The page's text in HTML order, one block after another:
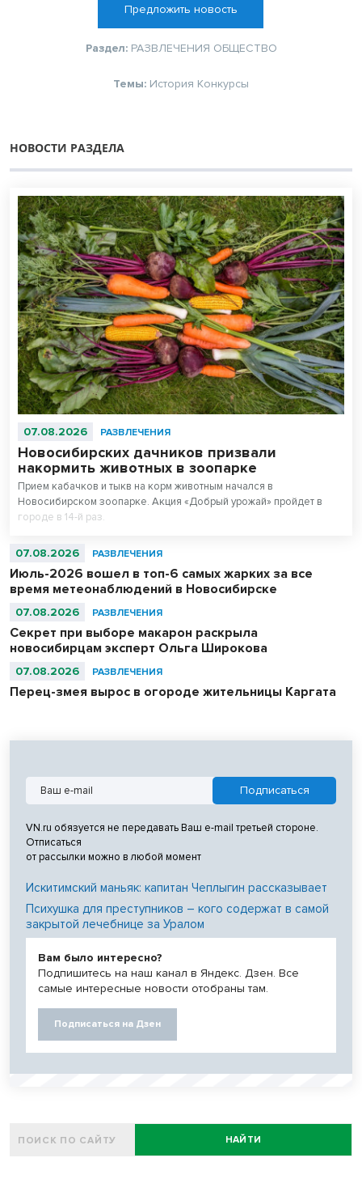
Предложить новость
Раздел: РАЗВЛЕЧЕНИЯ ОБЩЕСТВО
Темы: История Конкурсы
НОВОСТИ РАЗДЕЛА
07.08.2026 РАЗВЛЕЧЕНИЯ
Новосибирских дачников призвали
накормить животных в зоопарке
Прием кабачков и тыкв на корм животным начался в
Новосибирском зоопарке. Акция «Добрый урожай» пройдет в
городе в 14-й раз.
07.08.2026 РАЗВЛЕЧЕНИЯ
Июль-2026 вошел в топ-6 самых жарких за все
время метеонаблюдений в Новосибирске
07.08.2026 РАЗВЛЕЧЕНИЯ
Секрет при выборе макарон раскрыла
новосибирцам эксперт Ольга Широкова
07.08.2026 РАЗВЛЕЧЕНИЯ
Перец-змея вырос в огороде жительницы Каргата
VN.ru обязуется не передавать Ваш e-mail третьей стороне.
Отписаться
от рассылки можно в любой момент
Искитимский маньяк: капитан Чеплыгин рассказывает
Психушка для преступников – кого содержат в самой
закрытой лечебнице за Уралом
Вам было интересно?
Подпишитесь на наш канал в Яндекс. Дзен. Все
самые интересные новости отобраны там.
Подписаться на Дзен
НАЙТИ